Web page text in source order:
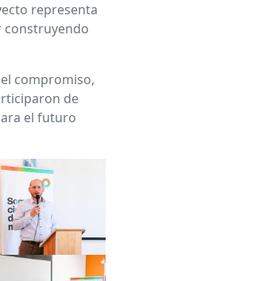
representa
construyendo
compromiso,
de
el futuro